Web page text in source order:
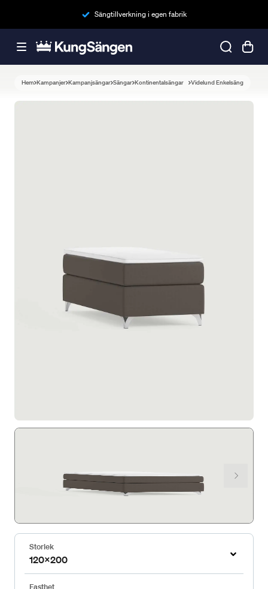
Sängtillverkning i egen fabrik
Hem Kampanjer Kampanjsängar Sängar Kontinentalsängar Videlund Enkelsäng
Storlek
120x200